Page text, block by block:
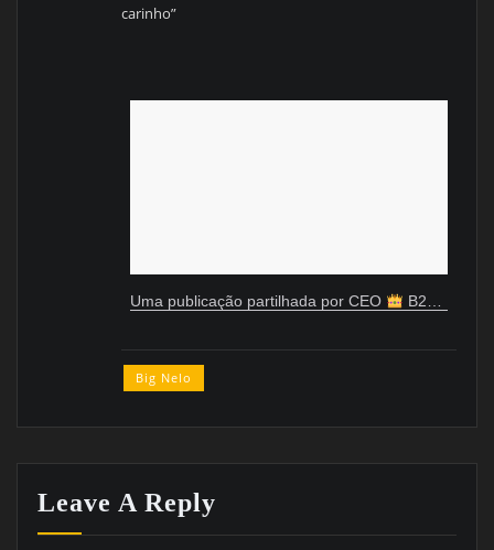
carinho”
Uma publicação partilhada por CEO B26-Ent. #LENDA (@bignelokarga)
Big Nelo
Leave A Reply